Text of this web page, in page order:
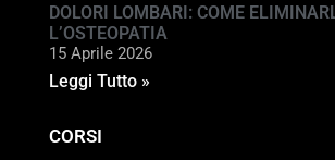
DOLORI LOMBARI: COME
L’OSTEOPATIA
15 Aprile 2026
Leggi Tutto »
CORSI